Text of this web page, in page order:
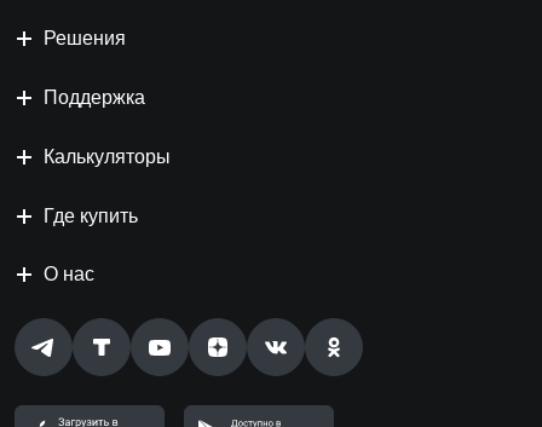
Решения
Поддержка
Калькуляторы
Где купить
О нас